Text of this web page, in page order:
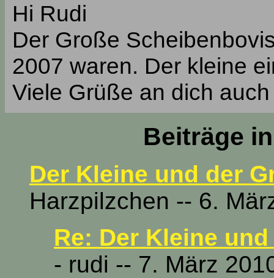
Hi Rudi
Der Große
2007 waren. Der kleine
Viele Grüße an dich
Beiträge
Der Kleine und der
Harzpilzchen -- 6.
Re: Der Kleine
- rudi -- 7. März